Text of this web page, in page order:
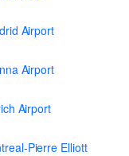
Airport
Airport
Airport
Pierre Elliott